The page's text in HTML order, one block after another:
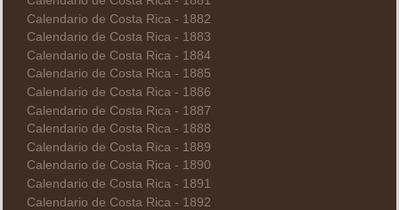
Calendario de Costa Rica - 1882
Calendario de Costa Rica - 1883
Calendario de Costa Rica - 1884
Calendario de Costa Rica - 1885
Calendario de Costa Rica - 1886
Calendario de Costa Rica - 1887
Calendario de Costa Rica - 1888
Calendario de Costa Rica - 1889
Calendario de Costa Rica - 1890
Calendario de Costa Rica - 1891
Calendario de Costa Rica - 1892